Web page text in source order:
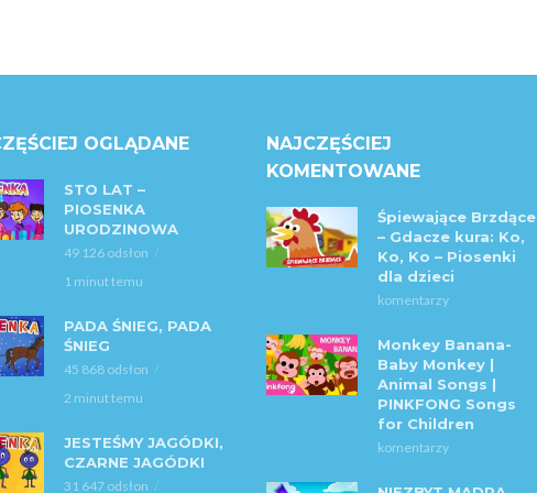
OGLĄDANE
STO LAT –
PIOSENKA
URODZINOWA
49 126 odsłon
1 minut temu
PADA ŚNIEG, PADA
ŚNIEG
45 868 odsłon
2 minut temu
JESTEŚMY JAGÓDKI,
CZARNE JAGÓDKI
31 647 odsłon
NAJCZĘŚCIEJ
KOMENTOWANE
Śpiewające Brzdące
– Gdacze kura: Ko,
Ko, Ko – Piosenki
dla dzieci
komentarzy
Monkey Banana-
Baby Monkey |
Animal Songs |
PINKFONG Songs
for Children
komentarzy